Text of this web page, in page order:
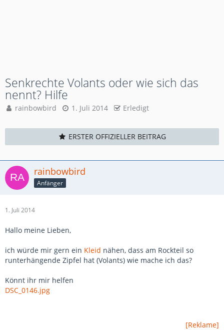
Senkrechte Volants oder wie sich das
nennt? Hilfe
rainbowbird 1. Juli 2014 Erledigt
ERSTER OFFIZIELLER BEITRAG
rainbowbird
Anfänger
1. Juli 2014
Hallo meine Lieben,
ich würde mir gern ein Kleid nähen, dass am Rockteil so
runterhängende Zipfel hat (Volants) wie mache ich das?
Könnt ihr mir helfen
DSC_0146.jpg
[Reklame]